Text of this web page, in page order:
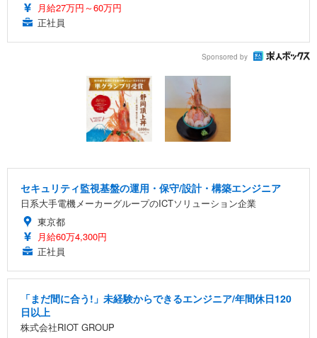
月給27万円～60万円
正社員
Sponsored by
セキュリティ監視基盤の運用・保守/設計・構築エンジニア
日系大手電機メーカーグループのICTソリューション企業
東京都
月給60万4,300円
正社員
「まだ間に合う!」未経験からできるエンジニア/年間休日120
日以上
株式会社RIOT GROUP